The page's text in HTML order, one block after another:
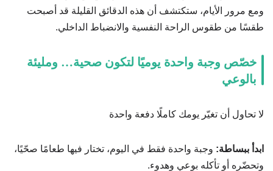
ومع مرور الأيام، ستكتشف أن هذه الدقائق القليلة قد أصبحت
طقسًا من طقوس الراحة النفسية والانضباط الداخلي.
خصّص وجبة واحدة يوميًا لتكون صحية… ومليئة
بالوعي
لا تحاول أن تغيّر يومك كاملًا دفعة واحدة
ابدأ ببساطة: وجبة واحدة فقط في اليوم، تختار فيها طعامًا صحّيًا،
وتحضّره أو تأكله بوعي وهدوء.